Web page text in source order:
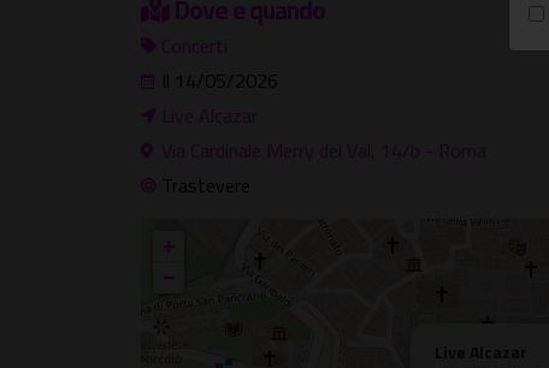
Dove e quando
Concerti
Il 14/05/2026
Live Alcazar
Via Cardinale Merry del Val, 14/b - Roma
Trastevere
+
−